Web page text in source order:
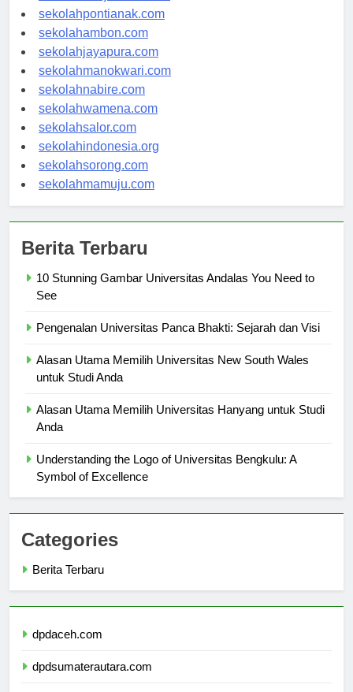
sekolahbanjarbaru.com
sekolahpontianak.com
sekolahambon.com
sekolahjayapura.com
sekolahmanokwari.com
sekolahnabire.com
sekolahwamena.com
sekolahsalor.com
sekolahindonesia.org
sekolahsorong.com
10 Stunning Gambar Universitas Andalas You Need to
Alasan Utama Memilih Universitas New South Wales
Alasan Utama Memilih Universitas Hanyang untuk Studi
Understanding the Logo of Universitas Bengkulu: A
Categories